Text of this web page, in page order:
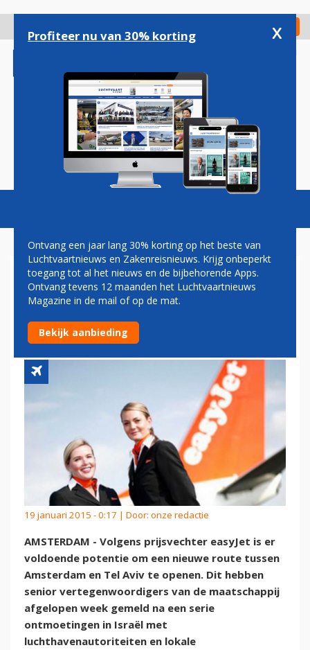
gaan
Check in
Magazine Podcasts Vacatures
EASYJET WIL TUSSEN
AMSTERDAM EN TEL AVIV
VLIEGEN
19 januari 2015 - 0:17 | Door: onze redactie
AMSTERDAM - Volgens prijsvechter easyJet is er
voldoende potentie om een nieuwe route tussen
Amsterdam en Tel Aviv te openen. Dit hebben
senior vertegenwoordigers van de maatschappij
afgelopen week gemeld na een serie
ontmoetingen in Israël met
luchthavenautoriteiten en lokale
Profiteer nu van 30% korting x
Ontvang een jaar lang 30% korting op het beste van
Luchtvaartnieuws en Zakenreisnieuws. Krijg onbeperkt
toegang tot al het nieuws en de bijbehorende Apps.
Ontvang tevens 12 maanden het Luchtvaartnieuws
Magazine in de mail of op de mat.
Bekijk aanbieding